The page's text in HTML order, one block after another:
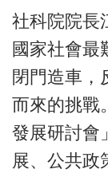
社科院院長
國家社會最
閉門造車，
而來的挑戰
發展研討會
展、公共政